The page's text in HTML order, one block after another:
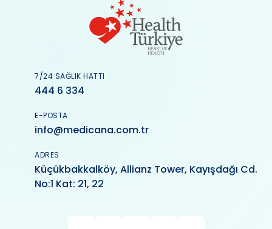
7/24 SAĞLIK HATTI
444 6 334
E-POSTA
info@medicana.com.tr
ADRES
Küçükbakkalköy, Allianz Tower, Kayışdağı Cd.
No:1 Kat: 21, 22